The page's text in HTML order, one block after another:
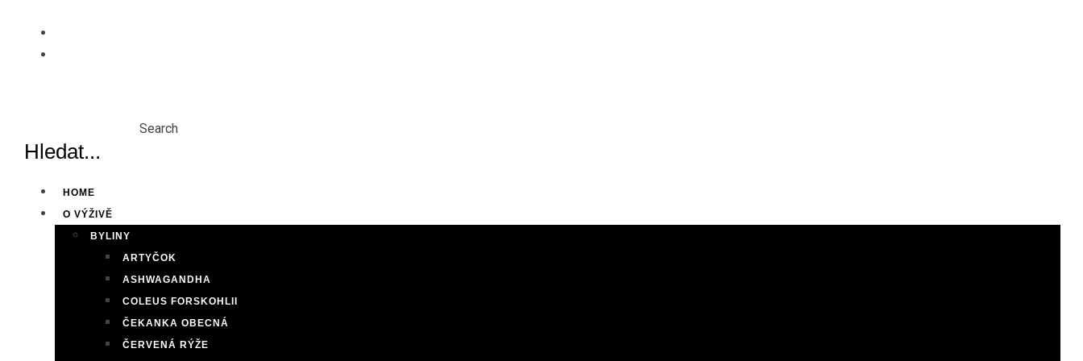
content
Search
HOME
O VÝŽIVĚ
BYLINY
ARTYČOK
ASHWAGANDHA
COLEUS FORSKOHLII
ČEKANKA OBECNÁ
ČERVENÁ RÝŽE